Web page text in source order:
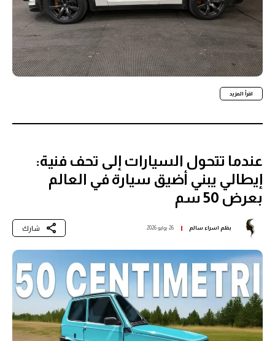
اقرأ المزيد
عندما تتحول السيارات إلى تحف فنية:
إيطالي يبني أضيق سيارة في العالم
بعرض 50 سم
بقلم اسراء سالم 26 يوليو 2026 شارك